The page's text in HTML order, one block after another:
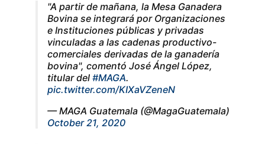
"A partir de mañana, la Mesa Ganadera
Bovina se integrará por Organizaciones
e Instituciones públicas y privadas
vinculadas a las cadenas productivo-
comerciales derivadas de la ganadería
bovina", comentó José Ángel López,
titular del #MAGA.
pic.twitter.com/KIXaVZeneN
— MAGA Guatemala (@MagaGuatemala)
October 21, 2020